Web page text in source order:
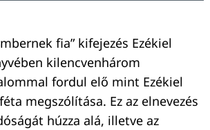
fia” kifejezés Ezékiel
kilencvenhárom
fordul elő mint Ezékiel
megszólítása. Ez az elnevezés
húzza alá, illetve az